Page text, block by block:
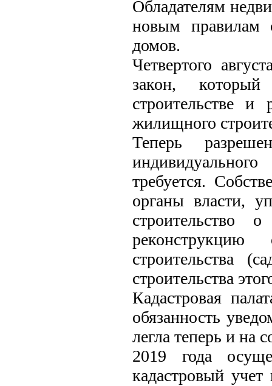
Обладателям
новым правилам
домов.
Четвертого
закон,
строительстве и
жилищного
Теперь
требуется.
органы власти,
строительство
реконструкцию
строительства
строительства
Кадастровая
обязанность
легла теперь и на
2019 года
кадастровый